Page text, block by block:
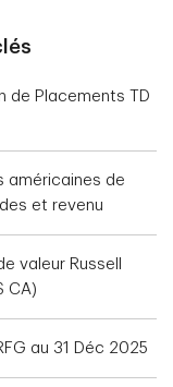
de Placements TD
américaines de
et revenu
valeur Russell
CA)
au 31 Déc 2025